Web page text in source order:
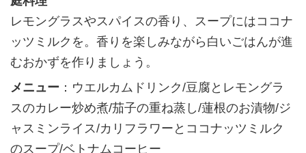
レモングラスやスパイスの香り、スープにはココナ
ッツミルクを。香りを楽しみながら白いごはんが進
むおかずを作りましょう。
メニュー ：ウエルカムドリンク/豆腐とレモングラ
スのカレー炒め煮/茄子の重ね蒸し/蓮根のお漬物/ジ
ャスミンライス/カリフラワーとココナッツミルク
のスープ/ベトナムコーヒー